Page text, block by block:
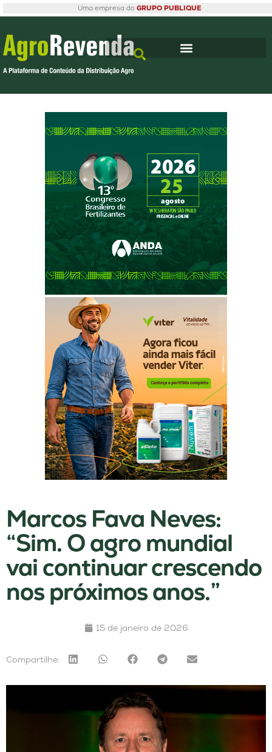
Uma empresa do GRUPO PUBLIQUE
Marcos Fava Neves:
“Sim. O agro mundial
vai continuar crescendo
nos próximos anos.”
15 de janeiro de 2026
Compartilhe: